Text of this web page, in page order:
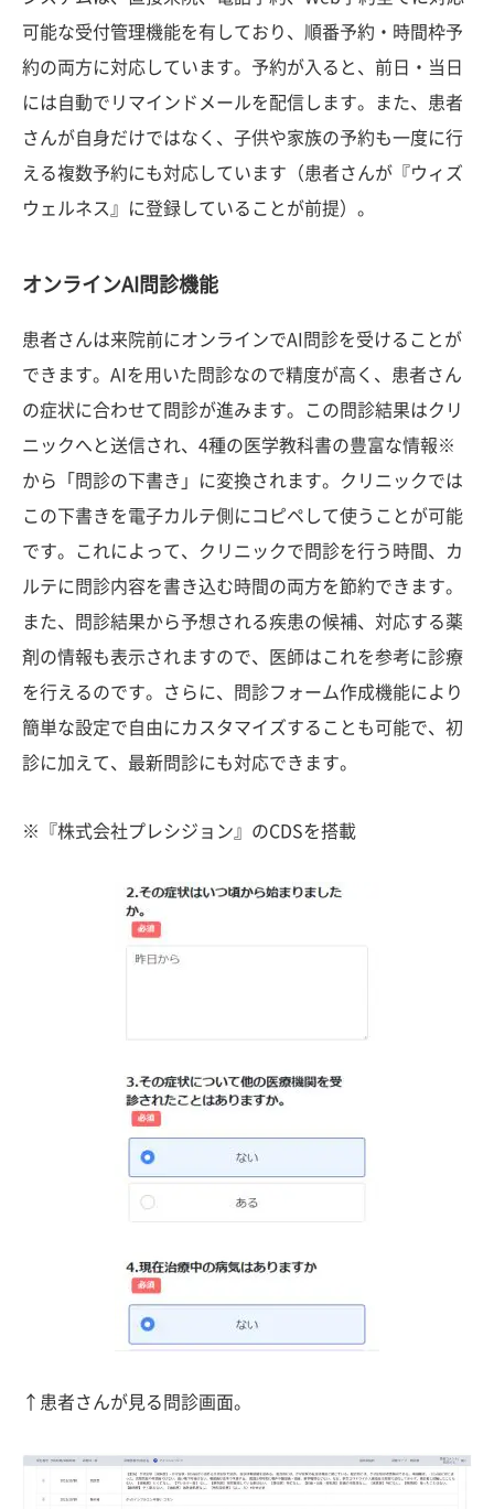
可能な受付管理機能を有しており、順番予約・時間枠予
約の両方に対応しています。予約が入ると、前日・当日
には自動でリマインドメールを配信します。また、患者
さんが自身だけではなく、子供や家族の予約も一度に行
える複数予約にも対応しています（患者さんが『ウィズ
ウェルネス』に登録していることが前提）。
オンラインAI問診機能
患者さんは来院前にオンラインでAI問診を受けることが
できます。AIを用いた問診なので精度が高く、患者さん
の症状に合わせて問診が進みます。この問診結果はクリ
ニックへと送信され、4種の医学教科書の豊富な情報※
から「問診の下書き」に変換されます。クリニックでは
この下書きを電子カルテ側にコピペして使うことが可能
です。これによって、クリニックで問診を行う時間、カ
ルテに問診内容を書き込む時間の両方を節約できます。
また、問診結果から予想される疾患の候補、対応する薬
剤の情報も表示されますので、医師はこれを参考に診療
を行えるのです。さらに、問診フォーム作成機能により
簡単な設定で自由にカスタマイズすることも可能で、初
診に加えて、最新問診にも対応できます。
※『株式会社プレシジョン』のCDSを搭載
↑患者さんが見る問診画面。